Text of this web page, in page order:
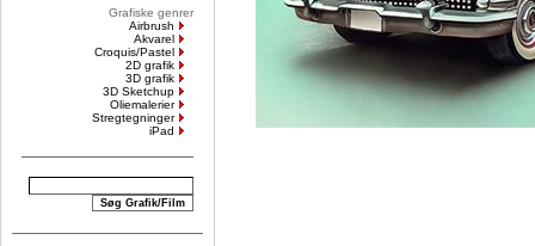
Grafiske genrer
Airbrush
Akvarel
Croquis/Pastel
2D grafik
3D grafik
3D Sketchup
Oliemalerier
Stregtegninger
iPad